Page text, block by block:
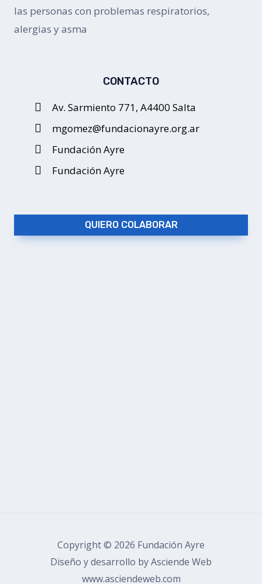
las personas con problemas respiratorios,
alergias y asma
CONTACTO
Av. Sarmiento 771, A4400 Salta
mgomez@fundacionayre.org.ar
Fundación Ayre
Fundación Ayre
QUIERO COLABORAR
Copyright © 2026 Fundación Ayre
Diseño y desarrollo by Asciende Web
www.asciendeweb.com